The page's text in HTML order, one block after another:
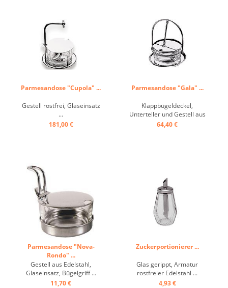
Parmesandose "Cupola" ...
Gestell rostfrei, Glaseinsatz
...
181,00 €
Parmesandose "Gala" ...
Klappbügeldeckel,
Unterteller und Gestell aus
rostfreiem Edelstahl,
64,40 €
Parmesandose "Nova-
Rondo" ...
Gestell aus Edelstahl,
Glaseinsatz, Bügelgriff ...
11,70 €
Zuckerportionierer ...
Glas gerippt, Armatur
rostfreier Edelstahl ...
4,93 €